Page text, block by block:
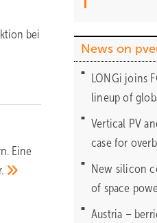
bei
Eine
News on
LONGi joins
lineup of
Vertical PV
case for
New silicon
of space
Austria –